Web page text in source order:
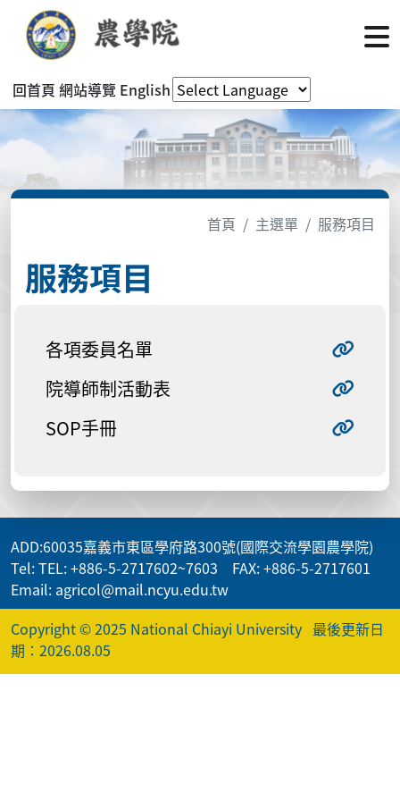
回首頁 網站導覽 English
首頁 主選單 服務項目
服務項目
各項委員名單
院導師制活動表
SOP手冊
ADD:60035嘉義市東區學府路300號(國際交流學園農學院)
Tel: TEL: +886-5-2717602~7603 FAX: +886-5-2717601
Email: agricol@mail.ncyu.edu.tw
Copyright © 2025 National Chiayi University 最後更新日
期：2026.08.05